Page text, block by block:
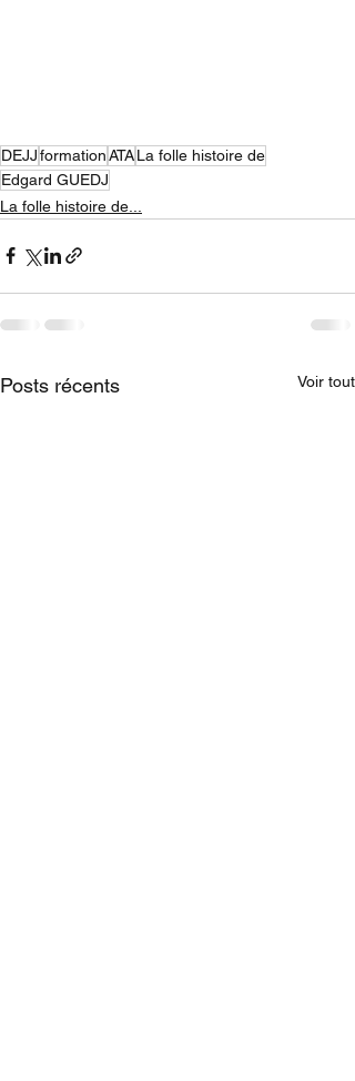
DEJJformationATALa folle histoire de
Edgard GUEDJ
La folle histoire de...
Posts récents Voir tout